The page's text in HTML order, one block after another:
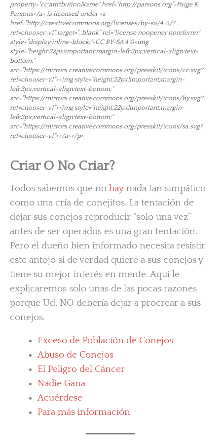
property="cc:attributionName" href="http://parsons.org">Paige K
Parsons</a> is licensed under <a
href="http://creativecommons.org/licenses/by-sa/4.0/?
ref=chooser-v1" target="_blank" rel="license noopener noreferrer"
style="display:inline-block;">CC BY-SA 4.0<img
style="height:22px!important;margin-left:3px;vertical-align:text-
bottom;"
src="https://mirrors.creativecommons.org/presskit/icons/cc.svg?
ref=chooser-v1"><img style="height:22px!important;margin-
left:3px;vertical-align:text-bottom;"
src="https://mirrors.creativecommons.org/presskit/icons/by.svg?
ref=chooser-v1"><img style="height:22px!important;margin-
left:3px;vertical-align:text-bottom;"
src="https://mirrors.creativecommons.org/presskit/icons/sa.svg?
ref=chooser-v1"></a></p>
Criar O No Criar?
Todos sabemos que no hay nada tan simpático
como una cría de conejitos. La tentación de
dejar sus conejos reproducir “solo una vez”
antes de ser operados es una gran tentación.
Pero el dueño bien informado necesita resistir
este antojo si de verdad quiere a sus conejos y
tiene su mejor interés en mente. Aquí le
explicaremos solo unas de las pocas razones
porque Ud. NO debería dejar a procrear a sus
conejos.
Exceso de Población de Conejos
Abuso de Conejos
El Peligro del Cáncer
Nadie Gana
Acuérdese
Para más información